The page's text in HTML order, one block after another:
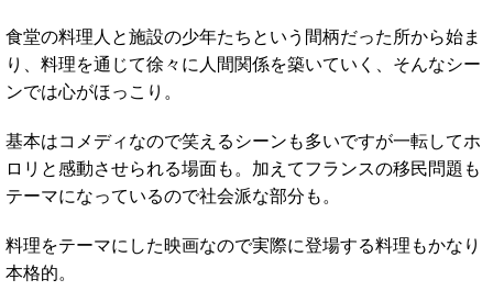
食堂の料理人と施設の少年たちという間柄だった所から始ま
り、料理を通じて徐々に人間関係を築いていく、そんなシー
ンでは心がほっこり。
基本はコメディなので笑えるシーンも多いですが一転してホ
ロリと感動させられる場面も。加えてフランスの移民問題も
テーマになっているので社会派な部分も。
料理をテーマにした映画なので実際に登場する料理もかなり
本格的。